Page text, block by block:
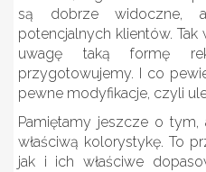
są dobrze widoczne,
potencjalnych klientów.
uwagę taką formę
przygotowujemy. I co
pewne modyfikacje, czyli
Pamiętamy jeszcze o tym,
właściwą kolorystykę. To
jak i ich właściwe